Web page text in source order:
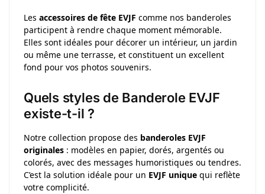
Les accessoires de fête EVJF comme nos banderoles
participent à rendre chaque moment mémorable.
Elles sont idéales pour décorer un intérieur, un jardin
ou même une terrasse, et constituent un excellent
fond pour vos photos souvenirs.
Quels styles de Banderole EVJF
existe-t-il ?
Notre collection propose des banderoles EVJF
originales : modèles en papier, dorés, argentés ou
colorés, avec des messages humoristiques ou tendres.
C’est la solution idéale pour un EVJF unique qui reflète
votre complicité.